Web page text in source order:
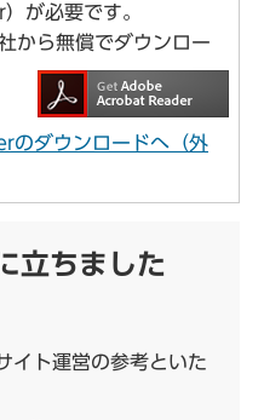
が必要です。
から無償でダウンロー
ダウンロードへ（外
立ちました
イト運営の参考といた